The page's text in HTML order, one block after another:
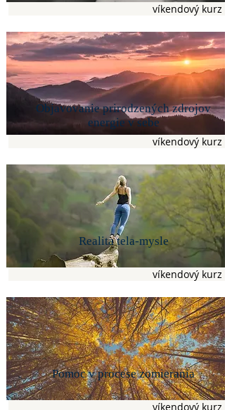
víkendový kurz
víkendový kurz
Objavovanie prirodzených zdrojov
energie v sebe
víkendový kurz
Realita tela-mysle
víkendový kurz
Pomoc v procese zomierania